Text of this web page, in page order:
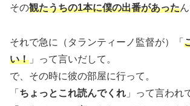
その観たうちの1本に僕の出番があった
それで急に（タランティーノ監督が）「
い！ 」って言いだして。
で、その時に彼の部屋に行って。
「 ちょっとこれ読んでくれ 」って言われ